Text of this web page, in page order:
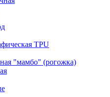
TPU
"мамбо" (рогожка)